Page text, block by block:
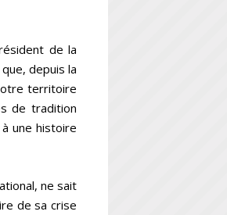
de la
depuis la
territoire
de tradition
une histoire
ne sait
de sa crise